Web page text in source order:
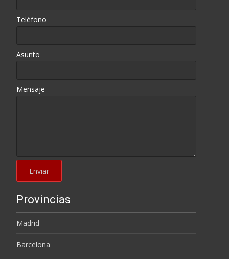
Teléfono
Asunto
Mensaje
Provincias
Madrid
Barcelona